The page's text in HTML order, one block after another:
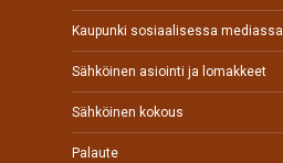
Kaupunki sosiaalisessa mediassa
Sähköinen asiointi ja lomakkeet
Sähköinen kokous
Palaute